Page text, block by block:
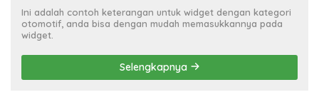
Ini adalah contoh keterangan untuk widget dengan kategori
otomotif, anda bisa dengan mudah memasukkannya pada
widget.
Selengkapnya